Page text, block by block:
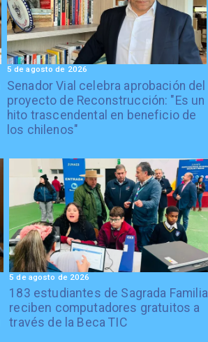
Senador Vial celebra aprobación del
proyecto de Reconstrucción: "Es un
hito trascendental en beneficio de
los chilenos"
5 de agosto de 2026
183 estudiantes de Sagrada Familia
reciben computadores gratuitos a
través de la Beca TIC
5 de agosto de 2026